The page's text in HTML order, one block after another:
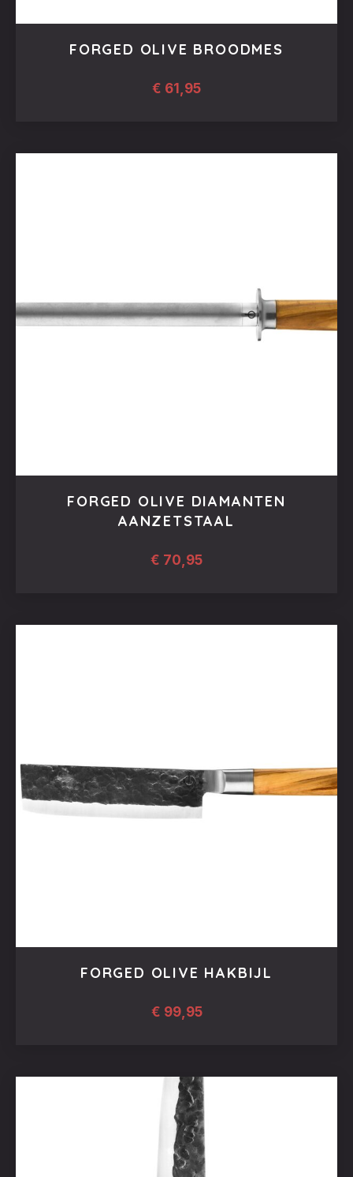
FORGED OLIVE BROODMES
€ 61,95
FORGED OLIVE DIAMANTEN
AANZETSTAAL
€ 70,95
FORGED OLIVE HAKBIJL
€ 99,95